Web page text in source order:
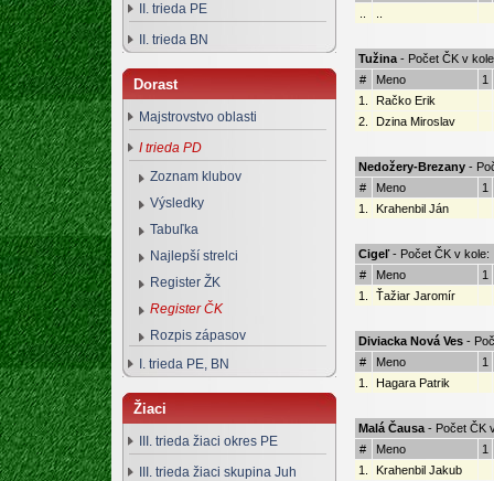
II. trieda PE
II. trieda BN
Dorast
Majstrovstvo oblasti
I trieda PD
Zoznam klubov
Výsledky
Tabuľka
Najlepší strelci
Register ŽK
Register ČK
Rozpis zápasov
I. trieda PE, BN
Žiaci
III. trieda žiaci okres PE
III. trieda žiaci skupina Juh
Tužina- Počet ČK v
#
Meno
1
1.
Račko Erik
2.
Dzina Miroslav
Nedožery-Brezany-
#
Meno
1
1.
Krahenbil Ján
Cigeľ- Počet ČK v kole:
#
Meno
1
1.
Ťažiar Jaromír
Diviacka Nová Ves-
#
Meno
1
1.
Hagara Patrik
Malá Čausa- Počet ČK
#
Meno
1
1.
Krahenbil Jakub